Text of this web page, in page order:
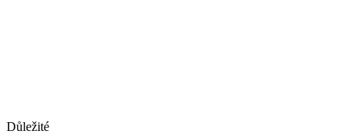
Důležité